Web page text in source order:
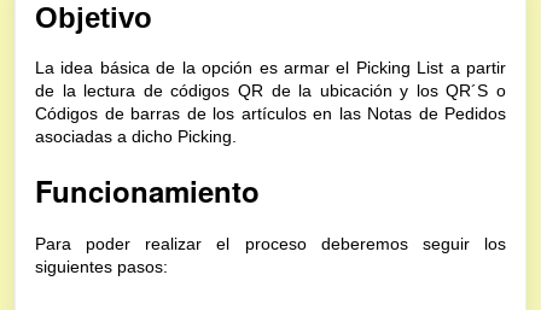
Objetivo
La idea básica de la opción es armar el Picking List a partir
de la lectura de códigos QR de la ubicación y los QR´S o
Códigos de barras de los artículos en las Notas de Pedidos
asociadas a dicho Picking.
Funcionamiento
Para poder realizar el proceso deberemos seguir los
siguientes pasos: